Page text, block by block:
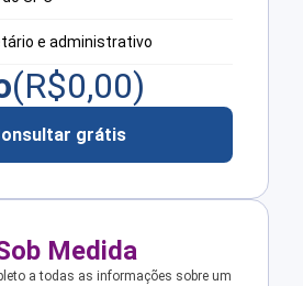
e administrativo
(R$0,00)
grátis
Medida
a todas as informações sobre um